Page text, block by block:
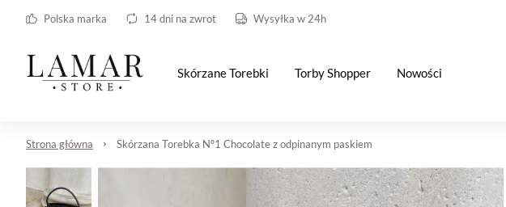
Polska marka 14 dni na zwrot Wysyłka w 24h
Skórzane Torebki Torby Shopper Nowości
Strona główna Skórzana Torebka Nº1 Chocolate z odpinanym paskiem